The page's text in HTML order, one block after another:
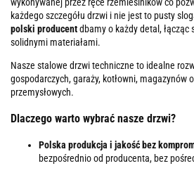
każdego szczegółu drzwi i nie jest to pusty
polski producentdbamy o każdy detal,
solidnymi materiałami.
Nasze stalowe drzwi techniczne to idealne
gospodarczych, garaży, kotłowni, magazynów
przemysłowych.
Dlaczego warto wybrać nasze drzwi?
Polska produkcja i jakość bez
bezpośrednio od producenta, bez